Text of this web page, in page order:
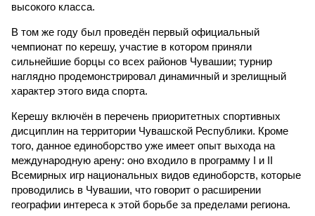
высокого класса.
В том же году был проведён первый официальный
чемпионат по керешу, участие в котором приняли
сильнейшие борцы со всех районов Чувашии; турнир
наглядно продемонстрировал динамичный и зрелищный
характер этого вида спорта.
Керешу включён в перечень приоритетных спортивных
дисциплин на территории Чувашской Республики. Кроме
того, данное единоборство уже имеет опыт выхода на
международную арену: оно входило в программу I и II
Всемирных игр национальных видов единоборств, которые
проводились в Чувашии, что говорит о расширении
географии интереса к этой борьбе за пределами региона.